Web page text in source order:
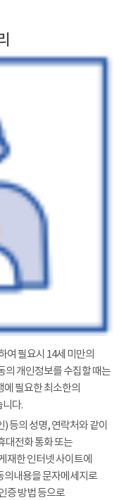
여 필요시 14세 미만의
의 개인정보를 수집할 때는
필요한 최소한의
니다.
등의 성명, 연락처와 같이
대전화 통화 또는
재한 인터넷 사이트에
의내용을 문자메세지로
증 방법 등으로